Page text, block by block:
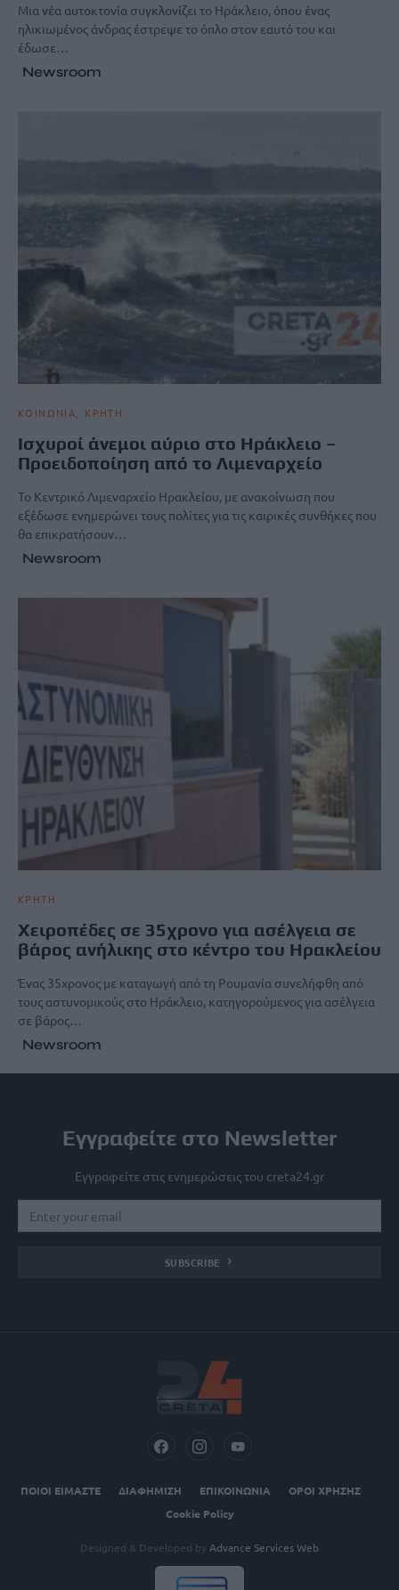
Μια νέα αυτοκτονία συγκλονίζει το Ηράκλειο, όπου ένας
ηλικιωμένος άνδρας έστρεψε το όπλο στον εαυτό του και
έδωσε…
Newsroom
ΚΟΙΝΩΝΙΑ ΚΡΗΤΗ
Ισχυροί άνεμοι αύριο στο Ηράκλειο –
Προειδοποίηση από το Λιμεναρχείο
Το Κεντρικό Λιμεναρχείο Ηρακλείου, με ανακοίνωση που
εξέδωσε ενημερώνει τους πολίτες για τις καιρικές συνθήκες που
θα επικρατήσουν…
Newsroom
ΚΡΗΤΗ
Χειροπέδες σε 35χρονο για ασέλγεια σε
βάρος ανήλικης στο κέντρο του Ηρακλείου
Ένας 35χρονος με καταγωγή από τη Ρουμανία συνελήφθη από
τους αστυνομικούς στο Ηράκλειο, κατηγορούμενος για ασέλγεια
σε βάρος…
Newsroom
Εγγραφείτε στο Newsletter
Εγγραφείτε στις ενημερώσεις του creta24.gr
SUBSCRIBE
ΠΟΙΟΙ ΕΙΜΑΣΤΕ ΔΙΑΦΗΜΙΣΗ ΕΠΙΚΟΙΝΩΝΙΑ
ΟΡΟΙ ΧΡΗΣΗΣ
Cookie Policy
Designed & Developed by Advance Services Web